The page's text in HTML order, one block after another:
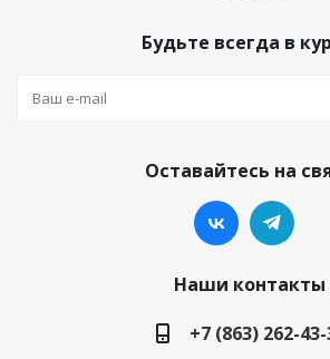
Будьте всегда в
Оставайтесь на
Наши контакты
+7 (863) 262-